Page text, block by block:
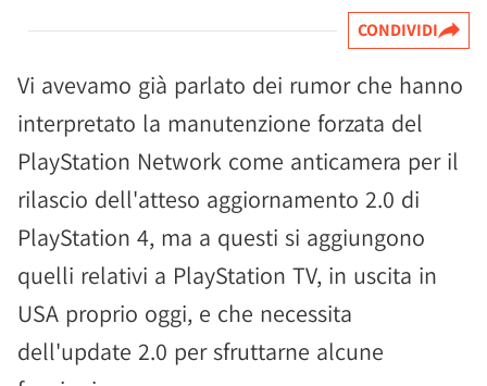
CONDIVIDI
Vi avevamo già parlato dei rumor che hanno
interpretato la manutenzione forzata del
PlayStation Network come anticamera per il
rilascio dell'atteso aggiornamento 2.0 di
PlayStation 4, ma a questi si aggiungono
quelli relativi a PlayStation TV, in uscita in
USA proprio oggi, e che necessita
dell'update 2.0 per sfruttarne alcune